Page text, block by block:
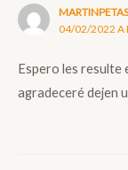
04/02/2022 A
Espero les resulte
agradeceré dejen